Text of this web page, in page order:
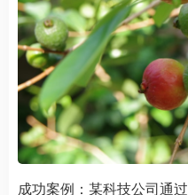
成功案例：某科技公司通过